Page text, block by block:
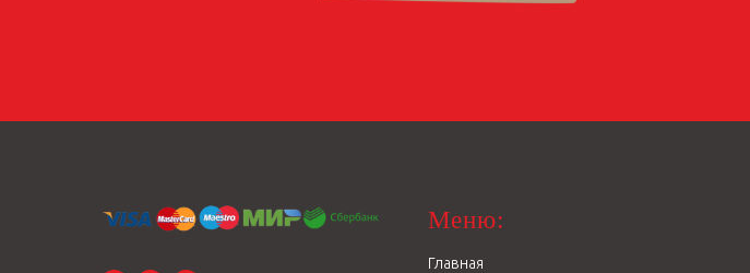
Меню:
Главная